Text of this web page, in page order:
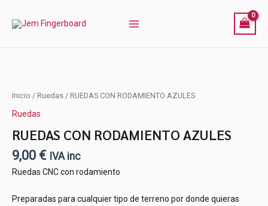
contenido
Inicio / Ruedas / RUEDAS CON RODAMIENTO AZULES
Ruedas
RUEDAS CON RODAMIENTO AZULES
9,00 € IVA inc
Ruedas CNC con rodamiento
Preparadas para cualquier tipo de terreno por donde quieras
RUEDAS
RODAMIENTO
AZULES
cantidad
cantidad